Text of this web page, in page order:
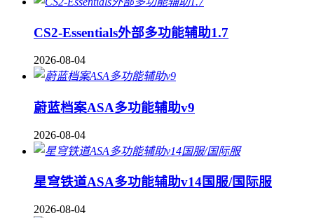
CS2-Essentials外部多功能辅助1.7
2026-08-04
蔚蓝档案ASA多功能辅助v9
2026-08-04
星穹铁道ASA多功能辅助v14国服/国际服
2026-08-04